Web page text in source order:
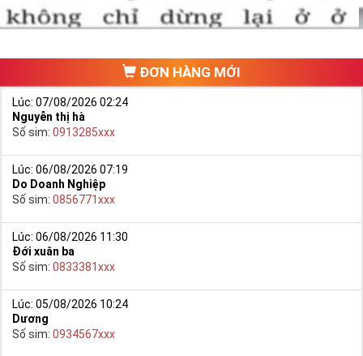
trang chủ của Sim Tiền Giang, chọn mục “
Sim giảm giá
“ ở ngay đầu
trang chủ. Đây là danh sách sim được đại lý giảm giá vì một số lý
Ngoài ra quý khách chưa ưng ý về Sim Tứ Quý 2 có cũng thể tham
khảo thêm Sim Vinaphone,Sim Gmobile, Sim Tứ Quý Giữa
- Bạn cũng có thể mua sim bằng cách như sau:
ĐƠN HÀNG MỚI
Lúc: 07/08/2026 02:24
Nguyễn thị hà
Số sim: 0913285xxx
Lúc: 06/08/2026 07:19
Do Doanh Nghiệp
Số sim: 0856771xxx
Lúc: 06/08/2026 11:30
Đới xuân ba
Số sim: 0833381xxx
Lúc: 05/08/2026 10:24
Dương
Số sim: 0934567xxx